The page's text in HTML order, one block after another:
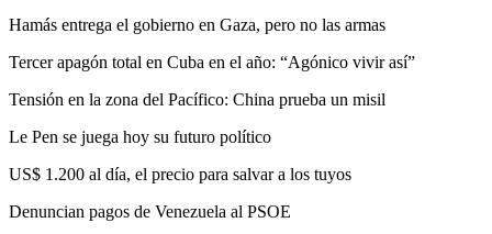
Hamás entrega el gobierno en Gaza, pero no las armas
Tercer apagón total en Cuba en el año: “Agónico vivir así”
Tensión en la zona del Pacífico: China prueba un misil
Le Pen se juega hoy su futuro político
US$ 1.200 al día, el precio para salvar a los tuyos
Denuncian pagos de Venezuela al PSOE